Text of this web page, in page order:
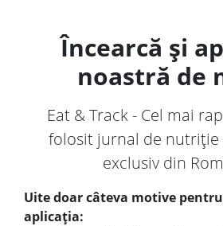
Încearcă și
noastră de
Eat & Track - Cel mai
folosit jurnal de nutriție
exclusiv din
Uite doar câteva motive
aplicația: